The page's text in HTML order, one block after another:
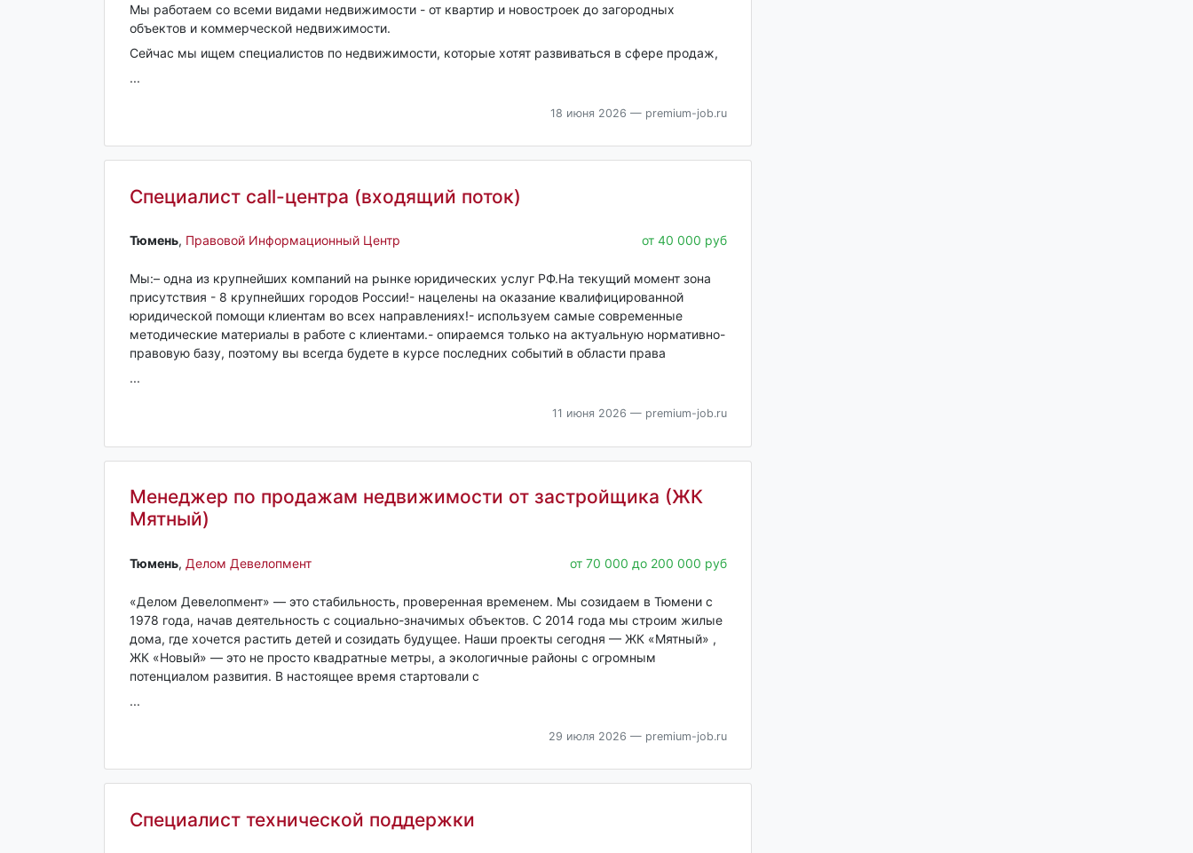
Мы работаем со всеми видами недвижимости - от квартир и новостроек до загородных
объектов и коммерческой недвижимости.
Сейчас мы ищем специалистов по недвижимости, которые хотят развиваться в сфере продаж,
...
18 июня 2026 — premium-job.ru
Специалист call-центра (входящий поток)
Тюмень‎, Правовой Информационный Центр от 40 000 руб
Мы:– одна из крупнейших компаний на рынке юридических услуг РФ.На текущий момент зона
присутствия - 8 крупнейших городов России!- нацелены на оказание квалифицированной
юридической помощи клиентам во всех направлениях!- используем самые современные
методические материалы в работе с клиентами.- опираемся только на актуальную нормативно-
правовую базу, поэтому вы всегда будете в курсе последних событий в области права
...
11 июня 2026 — premium-job.ru
Менеджер по продажам недвижимости от застройщика (ЖК
Мятный)
Тюмень‎, Делом Девелопмент от 70 000 до 200 000 руб
«Делом Девелопмент» — это стабильность, проверенная временем. Мы созидаем в Тюмени с
1978 года, начав деятельность с социально-значимых объектов. С 2014 года мы строим жилые
дома, где хочется растить детей и созидать будущее. Наши проекты сегодня — ЖК «Мятный» ,
ЖК «Новый» — это не просто квадратные метры, а экологичные районы с огромным
потенциалом развития. В настоящее время стартовали с
...
29 июля 2026 — premium-job.ru
Специалист технической поддержки